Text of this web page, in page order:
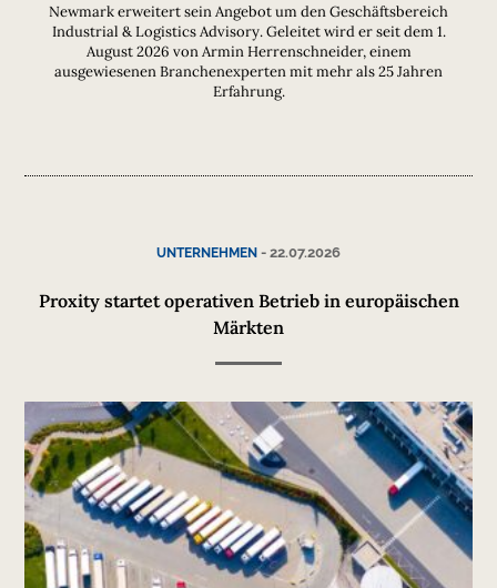
Newmark erweitert sein Angebot um den Geschäftsbereich
Industrial & Logistics Advisory. Geleitet wird er seit dem 1.
August 2026 von Armin Herrenschneider, einem
ausgewiesenen Branchenexperten mit mehr als 25 Jahren
Erfahrung.
UNTERNEHMEN - 22.07.2026
Proxity startet operativen Betrieb in europäischen
Märkten